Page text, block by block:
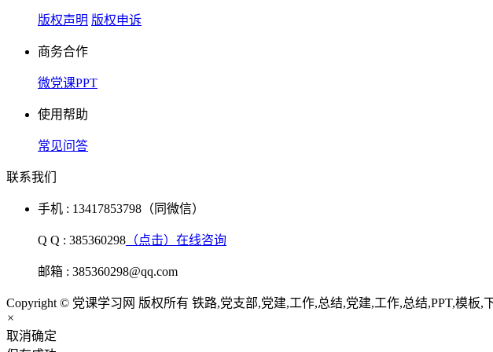
版权声明 版权申诉
商务合作
微党课PPT
使用帮助
常见问答
联系我们
手机 : 13417853798（同微信）
Q Q : 385360298 （点击）在线咨询
邮箱 : 385360298@qq.com
Copyright © 党课学习网 版权所有 铁路,党支部,党建,工作,总结,党建,工作,总结,PPT,模板,
×
取消确定